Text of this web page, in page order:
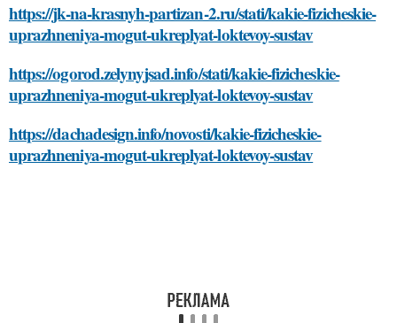
https://jk-na-krasnyh-partizan-2.ru/stati/kakie-fizicheskie-
uprazhneniya-mogut-ukreplyat-loktevoy-sustav
https://ogorod.zelynyjsad.info/stati/kakie-fizicheskie-
uprazhneniya-mogut-ukreplyat-loktevoy-sustav
https://dachadesign.info/novosti/kakie-fizicheskie-
uprazhneniya-mogut-ukreplyat-loktevoy-sustav